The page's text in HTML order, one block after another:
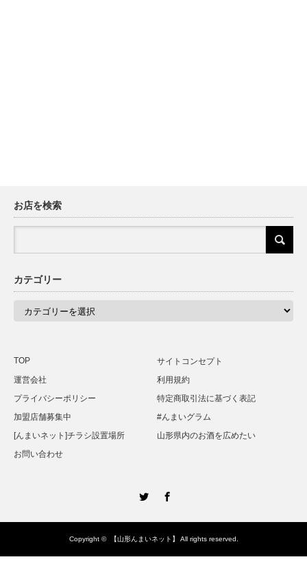
お店を検索
カテゴリー
TOP
サイトコンセプト
運営会社
利用規約
プライバシーポリシー
特定商取引法に基づく表記
加盟店舗募集中
#んまいグラム
[んまいネット]チラシ設置場所
山形県内のお酒を広めたい
お問い合わせ
Copyright © 【山形んまいネット】 All rights reserved.